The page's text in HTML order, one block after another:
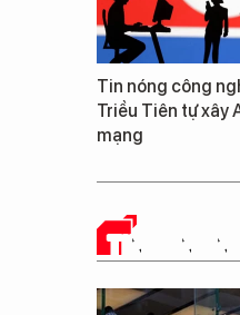
Tin nóng công
Triều Tiên tự xây
mạng
TIN CÔNG